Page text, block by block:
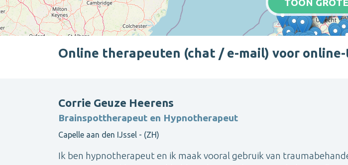
TOON
Online therapeuten (chat / e-mail) voor
Corrie Geuze Heerens
Brainspottherapeut en Hypnotherapeut
Capelle aan den IJssel - (ZH)
Ik ben hypnotherapeut en ik maak vooral gebruik van